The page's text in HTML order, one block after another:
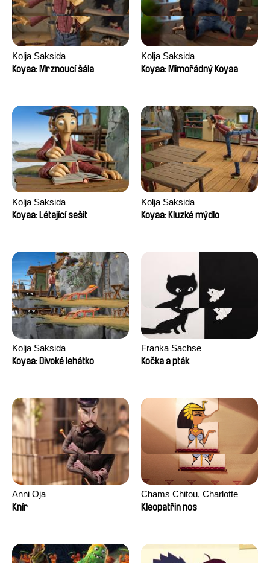
Kolja Saksida
Koyaa: Mrznoucí šála
Kolja Saksida
Koyaa: Mimořádný Koyaa
Kolja Saksida
Koyaa: Létající sešit
Kolja Saksida
Koyaa: Kluzké mýdlo
Kolja Saksida
Koyaa: Divoké lehátko
Franka Sachse
Kočka a pták
Anni Oja
Knír
Chams Chitou, Charlotte
Lebreton, Lucie Loiseau,
Razafindralambo, Aymeric
Rondol, Jonathan Salvi,
Kleopatřin nos